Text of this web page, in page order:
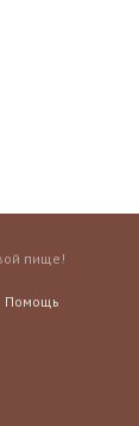
пище!
Помощь